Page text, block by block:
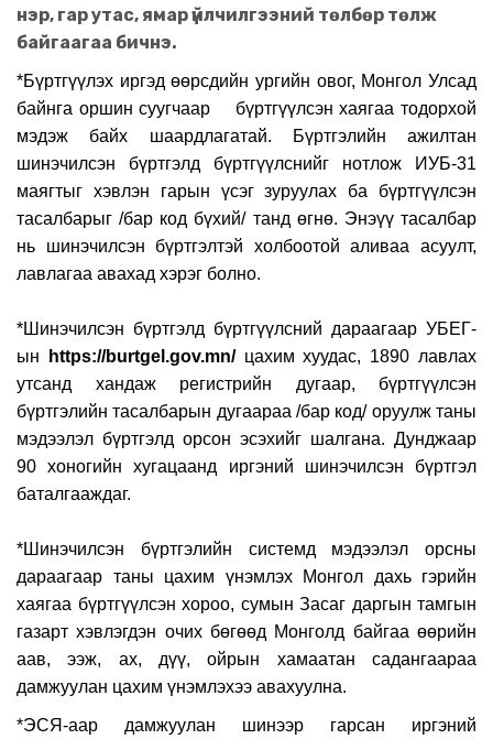
нэр, гар утас, ямар үйлчилгээний төлбөр төлж
байгаагаа бичнэ.
*Бүртгүүлэх иргэд өөрсдийн ургийн овог, Монгол Улсад
байнга оршин суугчаар
бүртгүүлсэн хаягаа тодорхой
мэдэж байх шаардлагатай. Бүртгэлийн ажилтан
шинэчилсэн бүртгэлд бүртгүүлснийг нотлож ИУБ-31
маягтыг хэвлэн гарын үсэг зуруулах ба бүртгүүлсэн
тасалбарыг /бар код бүхий/ танд өгнө. Энэүү тасалбар
нь шинэчилсэн бүртгэлтэй холбоотой аливаа асуулт,
лавлагаа авахад хэрэг болно.
*Шинэчилсэн бүртгэлд бүртгүүлсний дараагаар УБЕГ-
ын
https://burtgel.gov.mn/ цахим хуудас, 1890 лавлах
утсанд хандаж регистрийн дугаар, бүртгүүлсэн
бүртгэлийн тасалбарын дугаараа /бар код/ оруулж таны
мэдээлэл бүртгэлд орсон эсэхийг шалгана. Дунджаар
90 хоногийн хугацаанд иргэний шинэчилсэн бүртгэл
баталгааждаг.
*Шинэчилсэн бүртгэлийн системд мэдээлэл орсны
дараагаар таны цахим үнэмлэх Монгол дахь гэрийн
хаягаа бүртгүүлсэн хороо, сумын Засаг даргын тамгын
газарт хэвлэгдэн очих бөгөөд Монголд байгаа өөрийн
аав, ээж, ах, дүү, ойрын хамаатан садангаараа
дамжуулан цахим үнэмлэхээ авахуулна.
*ЭСЯ-аар дамжуулан шинээр гарсан иргэний